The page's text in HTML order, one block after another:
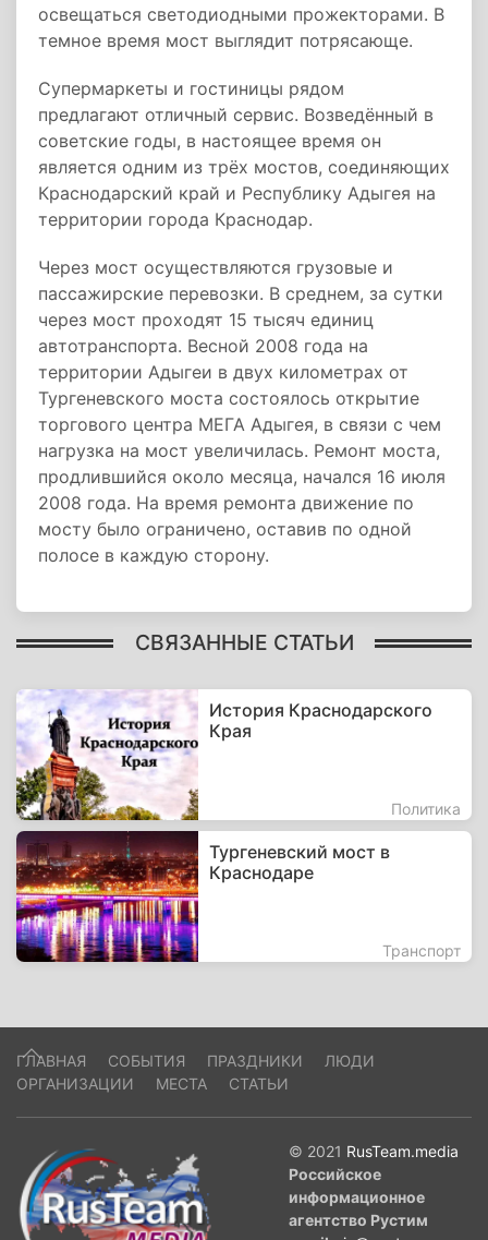
освещаться светодиодными прожекторами. В
темное время мост выглядит потрясающе.
Супермаркеты и гостиницы рядом
предлагают отличный сервис. Возведённый в
советские годы, в настоящее время он
является одним из трёх мостов, соединяющих
Краснодарский край и Республику Адыгея на
территории города Краснодар.
Через мост осуществляются грузовые и
пассажирские перевозки. В среднем, за сутки
через мост проходят 15 тысяч единиц
автотранспорта. Весной 2008 года на
территории Адыгеи в двух километрах от
Тургеневского моста состоялось открытие
торгового центра МЕГА Адыгея, в связи с чем
нагрузка на мост увеличилась. Ремонт моста,
продлившийся около месяца, начался 16 июля
2008 года. На время ремонта движение по
мосту было ограничено, оставив по одной
полосе в каждую сторону.
СВЯЗАННЫЕ СТАТЬИ
История Краснодарского
Края
Политика
Тургеневский мост в
Краснодаре
Транспорт
ГЛАВНАЯ СОБЫТИЯ ПРАЗДНИКИ
ЛЮДИ
ОРГАНИЗАЦИИ
МЕСТА СТАТЬИ
© 2021 RusTeam.media
Российское
информационное
агентство Рустим